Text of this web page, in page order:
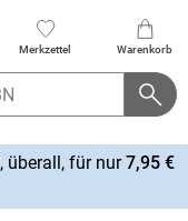
Merkzettel Warenkorb
überall, für nur7,95 €